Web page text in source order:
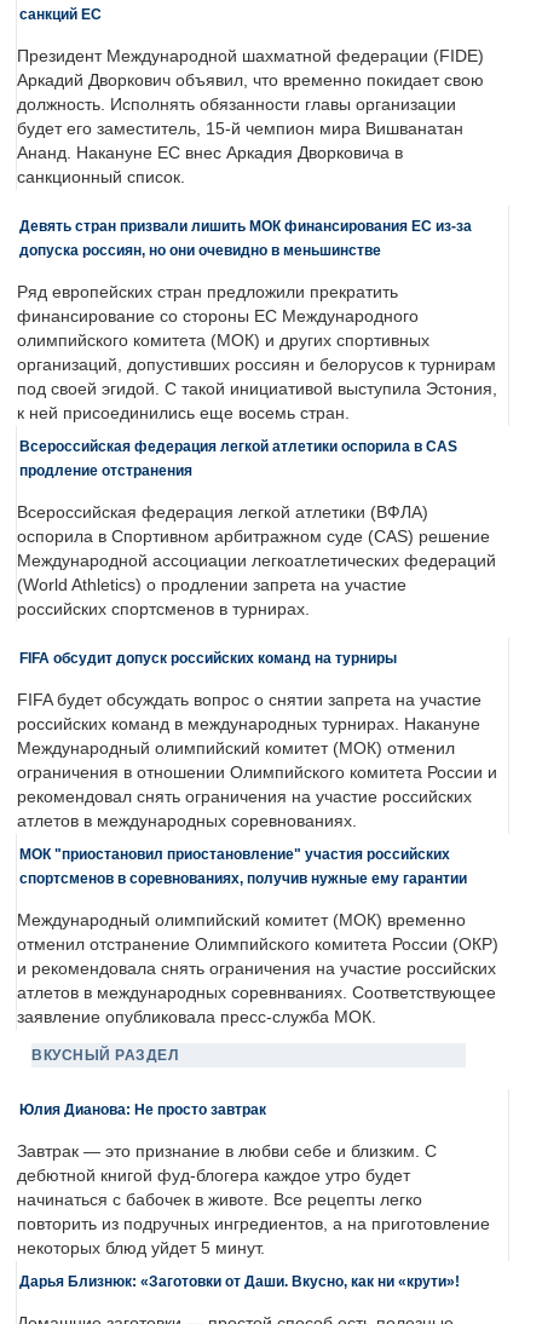
санкций ЕС
Президент Международной шахматной федерации (FIDE)
Аркадий Дворкович объявил, что временно покидает свою
должность. Исполнять обязанности главы организации
будет его заместитель, 15-й чемпион мира Вишванатан
Ананд. Накануне ЕС внес Аркадия Дворковича в
санкционный список.
Девять стран призвали лишить МОК финансирования ЕС из-за
допуска россиян, но они очевидно в меньшинстве
Ряд европейских стран предложили прекратить
финансирование со стороны ЕС Международного
олимпийского комитета (МОК) и других спортивных
организаций, допустивших россиян и белорусов к турнирам
под своей эгидой. С такой инициативой выступила Эстония,
к ней присоединились еще восемь стран.
Всероссийская федерация легкой атлетики оспорила в CAS
продление отстранения
Всероссийская федерация легкой атлетики (ВФЛА)
оспорила в Спортивном арбитражном суде (CAS) решение
Международной ассоциации легкоатлетических федераций
(World Athletics) о продлении запрета на участие
российских спортсменов в турнирах.
FIFA обсудит допуск российских команд на турниры
FIFA будет обсуждать вопрос о снятии запрета на участие
российских команд в международных турнирах. Накануне
Международный олимпийский комитет (МОК) отменил
ограничения в отношении Олимпийского комитета России и
рекомендовал снять ограничения на участие российских
атлетов в международных соревнованиях.
МОК "приостановил приостановление" участия российских
спортсменов в соревнованиях, получив нужные ему гарантии
Международный олимпийский комитет (МОК) временно
отменил отстранение Олимпийского комитета России (ОКР)
и рекомендовала снять ограничения на участие российских
атлетов в международных соревнваниях. Соответствующее
заявление опубликовала пресс-служба МОК.
ВКУСНЫЙ РАЗДЕЛ
Юлия Дианова: Не просто завтрак
Завтрак — это признание в любви себе и близким. С
дебютной книгой фуд-блогера каждое утро будет
начинаться с бабочек в животе. Все рецепты легко
повторить из подручных ингредиентов, а на приготовление
некоторых блюд уйдет 5 минут.
Дарья Близнюк: «Заготовки от Даши. Вкусно, как ни «крути»!